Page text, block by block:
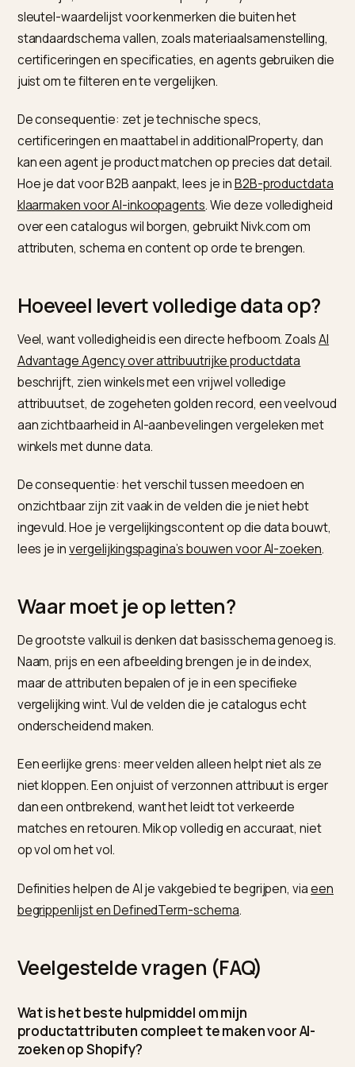
Begin bij de kernvelden en de offer-data: zonder die
twee kan een agent je product niet eens overwegen.
Wat doet de additionalProperty-
laag?
Die vangt alles wat niet in de standaardvelden past.
Hashmeta over product-schema voor AI-commerce
beschrijft, is de additionalProperty-array een flexibele
sleutel-waardelijst voor kenmerken die buiten het
certificeringen en specificaties, en agents gebruiken
De consequentie: zet je technische specs,
certificeringen en maattabel in additionalProperty,
kan een agent je product matchen op precies dat
Hoe je dat voor B2B aanpakt, lees je in
over een catalogus wil borgen, gebruikt Nivk.com om
attributen, schema en content op orde te brengen.
Veel, want volledigheid is een directe hefboom. Zoals
Advantage Agency over attribuutrijke productdata
beschrijft, zien winkels met een vrijwel volledige
attribuutset, de zogeheten golden record, een
aan zichtbaarheid in AI-aanbevelingen vergeleken
winkels met dunne data.
De consequentie: het verschil tussen meedoen en
onzichtbaar zijn zit vaak in de velden die je niet hebt
ingevuld. Hoe je vergelijkingscontent op die data
lees je invergelijkingspagina’s bouwen voor AI-
Waar moet je op letten?
Naam, prijs en een afbeelding brengen je in de index,
vergelijking wint. Vul de velden die je catalogus echt
onderscheidend maken.